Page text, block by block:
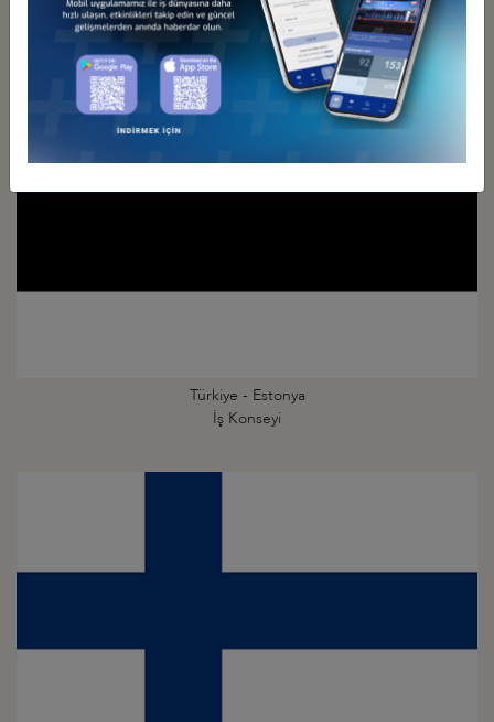
Türkiye - Danimarka
İş Konseyi
Türkiye - Estonya
İş Konseyi